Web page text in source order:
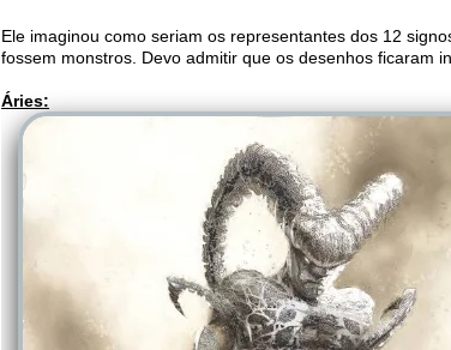
Ele imaginou como seriam os representantes dos 12
fossem monstros. Devo admitir que os desenhos ficaram
Áries: